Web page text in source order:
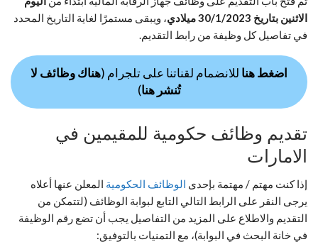
الاثنين بتاريخ 30/1/2023 ميلادي
، ويبقى مستمرًا لغاية التاريخ المحدد
في تفاصيل كل وظيفة من رابط التقديم.
اضغط هنا للانضمام لقناتنا على تلجرام (هناك وظائف لا
تُنشر هنا)
تقديم وظائف حكومية للمقيمين في
الامارات
إذا كنت مهتم / مهتمة بإحدى الوظائف الحكومية المعلن عنها أعلاه
يرجى النقر على الرابط التالي التابع لبوابة الوظائف (لتتمكن من
التقديم والاطلاع على المزيد من التفاصيل يجب أن تضع رقم الوظيفة
في خانة البحث في البوابة)، مع التمنيات بالتوفيق: